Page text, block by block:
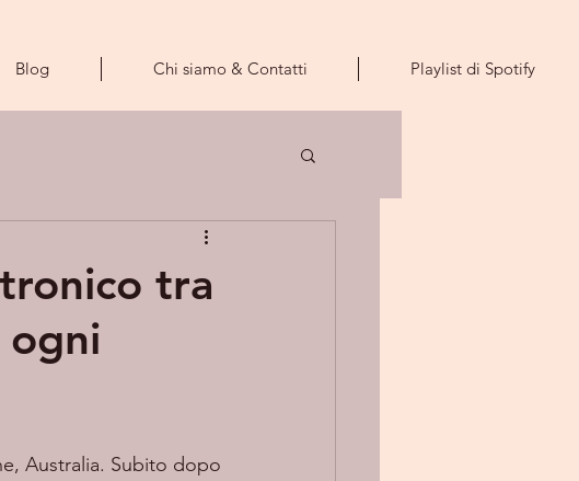
Blog Chi siamo & Contatti Playlist di Spotify
tra
ogni